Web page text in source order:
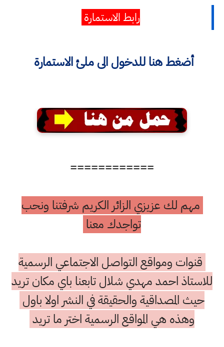
رابط الاستمارة
أضغط هنا للدخول الى ملئ الاستمارة
============
مهم لك عزيزي الزائر الكريم شرفتنا ونحب
تواجدك معنا
قنوات ومواقع التواصل الاجتماعي الرسمية
للاستاذ احمد مهدي شلال تابعنا باي مكان تريد
حيث المصداقية والحقيقة في النشر اولا باول
وهذه هي المواقع الرسمية اختر ما تريد